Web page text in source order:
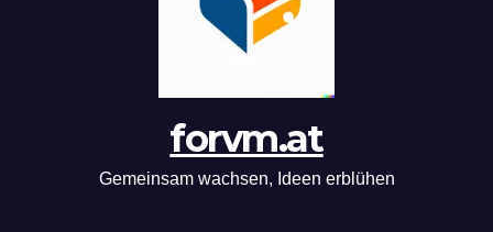
forvm.at
Gemeinsam wachsen, Ideen erblühen